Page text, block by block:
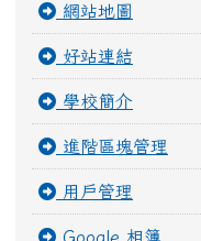
網站地圖
好站連結
學校簡介
進階區塊管理
用戶管理
Google 相簿